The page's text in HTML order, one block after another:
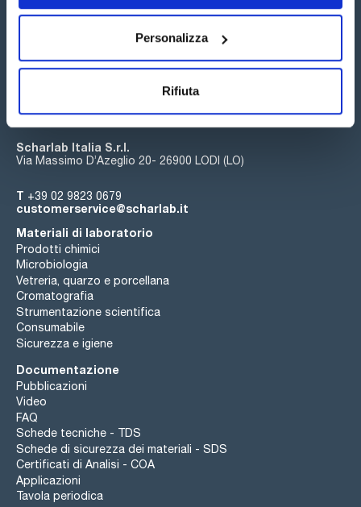
Personalizza
Rifiuta
Seguici:
Iscriviti alla Newsletter
Scharlab Italia S.r.l.
Via Massimo D’Azeglio 20- 26900 LODI (LO)
T +39 02 9823 0679
customerservice@scharlab.it
Materiali di laboratorio
Prodotti chimici
Microbiologia
Vetreria, quarzo e porcellana
Cromatografia
Strumentazione scientifica
Consumabile
Sicurezza e igiene
Documentazione
Pubblicazioni
Video
FAQ
Schede tecniche - TDS
Schede di sicurezza dei materiali - SDS
Certificati di Analisi - COA
Applicazioni
Tavola periodica